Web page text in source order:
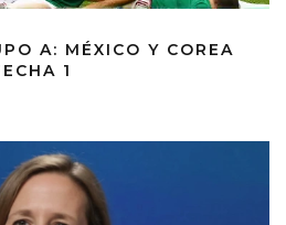
A: MÉXICO Y COREA
1